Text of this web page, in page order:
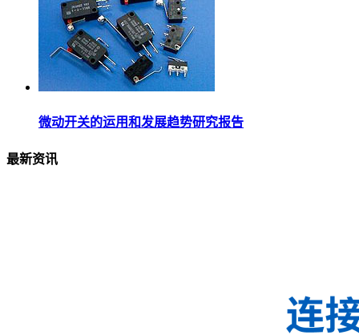
微动开关的运用和发展趋势研究报告
最新资讯